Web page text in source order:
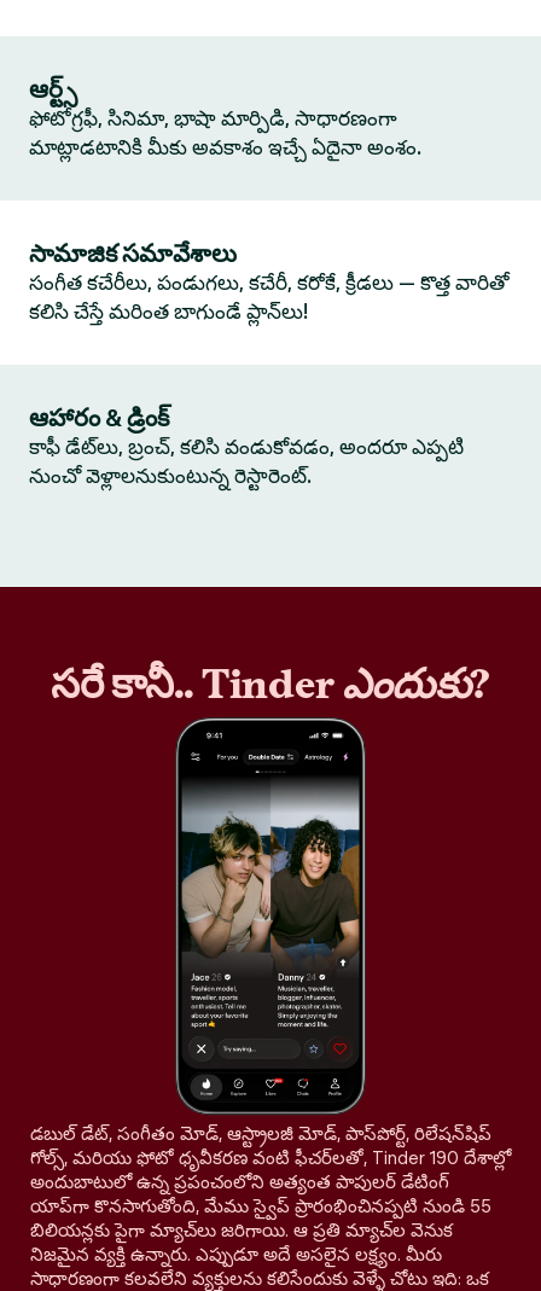
ఆర్ట్స్
ఫోటోగ్రఫీ, సినిమా, భాషా మార్పిడి, సాధారణంగా
మాట్లాడటానికి మీకు అవకాశం ఇచ్చే ఏదైనా అంశం.
సామాజిక సమావేశాలు
సంగీత కచేరీలు, పండుగలు, కచేరీ, కరోకే, క్రీడలు — కొత్త వారితో
కలిసి చేస్తే మరింత బాగుండే ప్లాన్‌లు!
ఆహారం & డ్రింక్
కాఫీ డేట్‌లు, బ్రంచ్, కలిసి వండుకోవడం, అందరూ ఎప్పటి
నుంచో వెళ్లాలనుకుంటున్న రెస్టారెంట్.
సరే కానీ.. Tinderఎందుకు?
డబుల్ డేట్, సంగీతం మోడ్, ఆస్ట్రాలజీ మోడ్, పాస్‌పోర్ట్, రిలేషన్‌షిప్
గోల్స్, మరియు ఫోటో ధృవీకరణ వంటి ఫీచర్‌లతో, Tinder 190 దేశాల్లో
అందుబాటులో ఉన్న ప్రపంచంలోని అత్యంత పాపులర్ డేటింగ్
యాప్‌గా కొనసాగుతోంది, మేము స్వైప్ ప్రారంభించినప్పటి నుండి 55
బిలియన్లకు పైగా మ్యాచ్‌లు జరిగాయి. ఆ ప్రతి మ్యాచ్‌ల వెనుక
నిజమైన వ్యక్తి ఉన్నారు. ఎప్పుడూ అదే అసలైన లక్ష్యం. మీరు
సాధారణంగా కలవలేని వ్యక్తులను కలిసేందుకు వెళ్ళే చోటు ఇది: ఒక